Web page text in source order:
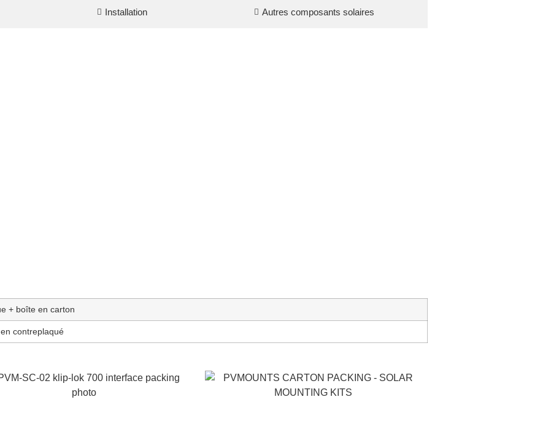
Installation Autres composants solaires
+ boîte en carton
contreplaqué